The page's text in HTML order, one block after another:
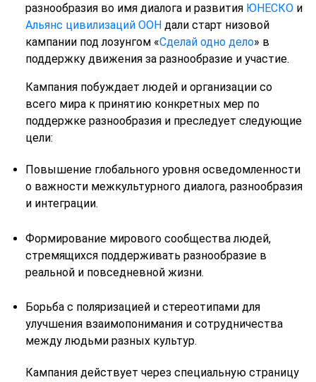
разнообразия во имя диалога и развития ЮНЕСКОи
Альянс цивилизаций ООН дали старт низовой
кампании под лозунгом «Сделай одно дело» в
поддержку движения за разнообразие и участие.
Кампания побуждает людей и организации со
всего мира к принятию конкретных мер по
поддержке разнообразия и преследует следующие
цели:
Повышение глобального уровня осведомленности
о важности межкультурного диалога, разнообразия
и интеграции.
Формирование мирового сообщества людей,
стремящихся поддерживать разнообразие в
реальной и повседневной жизни.
Борьба с поляризацией и стереотипами для
улучшения взаимопонимания и сотрудничества
между людьми разных культур.
Кампания действует через специальную страницу